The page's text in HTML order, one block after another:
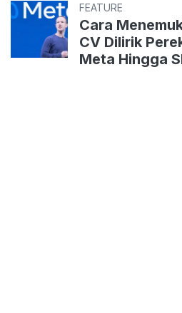
FEATURE
Cara
CV Dilirik
Meta Hingga